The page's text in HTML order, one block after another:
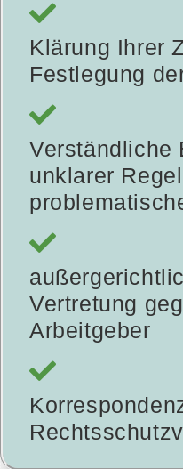
Klärung Ihrer
Festlegung
Verständliche
unklarer
Vertretung
Arbeitgeber